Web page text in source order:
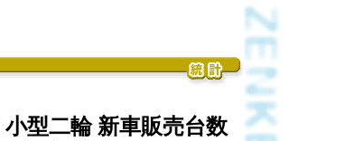
小型二輪 新車販売台数